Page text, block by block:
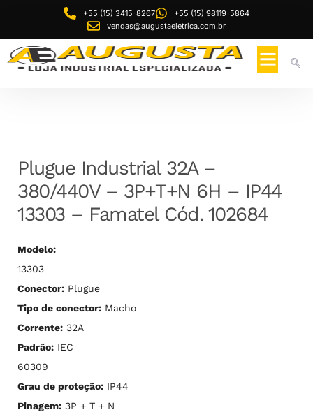
+55 (15) 3415-8267
+55 (15) 98119-5864
vendas@augustaeletrica.com.br
Plugue Industrial 32A –
380/440V – 3P+T+N 6H – IP44
13303 – Famatel Cód. 102684
Modelo:
13303
Conector: Plugue
Tipo de conector: Macho
Corrente: 32A
Padrão: IEC
60309
Grau de proteção: IP44
Pinagem: 3P + T + N